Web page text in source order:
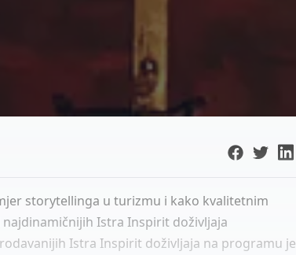
storytellinga u turizmu i kako kvalitetnim
Istra Inspirit doživljaja
Istra Inspirit doživljaja na programu je